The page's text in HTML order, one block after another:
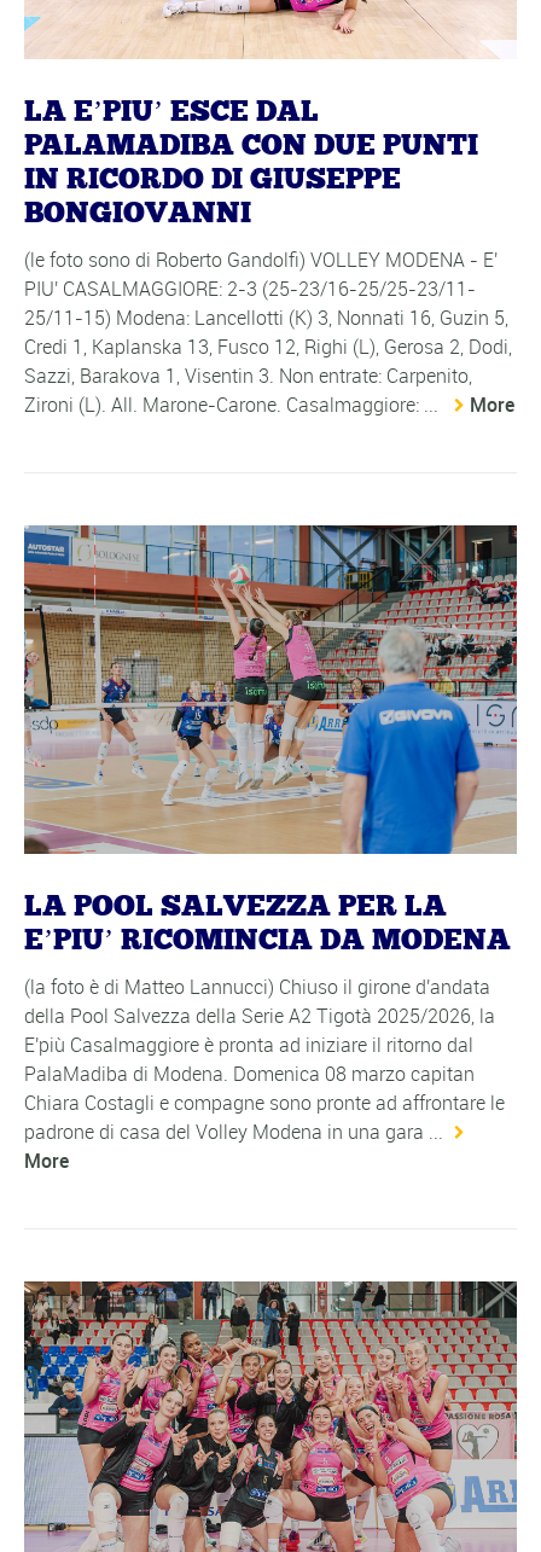
LA E’PIU’ ESCE DAL
PALAMADIBA CON DUE PUNTI
IN RICORDO DI GIUSEPPE
BONGIOVANNI
(le foto sono di Roberto Gandolfi) VOLLEY MODENA - E'
PIU' CASALMAGGIORE: 2-3 (25-23/16-25/25-23/11-
25/11-15) Modena: Lancellotti (K) 3, Nonnati 16, Guzin 5,
Credi 1, Kaplanska 13, Fusco 12, Righi (L), Gerosa 2, Dodi,
Sazzi, Barakova 1, Visentin 3. Non entrate: Carpenito,
Zironi (L). All. Marone-Carone. Casalmaggiore: ...
More
LA POOL SALVEZZA PER LA
E’PIU’ RICOMINCIA DA MODENA
(la foto è di Matteo Lannucci) Chiuso il girone d'andata
della Pool Salvezza della Serie A2 Tigotà 2025/2026, la
E'più Casalmaggiore è pronta ad iniziare il ritorno dal
PalaMadiba di Modena. Domenica 08 marzo capitan
Chiara Costagli e compagne sono pronte ad affrontare le
padrone di casa del Volley Modena in una gara ...
More